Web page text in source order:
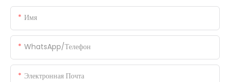
Имя
WhatsApp/телефон
Электронная Почта